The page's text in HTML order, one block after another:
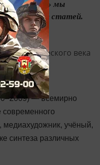
«Казани» мы
дайджест статей.
— всемирно
современного
медиахудожник, учёный,
синтеза различных